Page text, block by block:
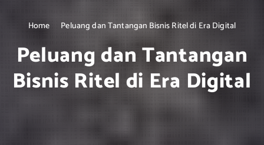
Home Peluang dan Tantangan Bisnis Ritel di Era Digital
Peluang dan Tantangan
Bisnis Ritel di Era Digital